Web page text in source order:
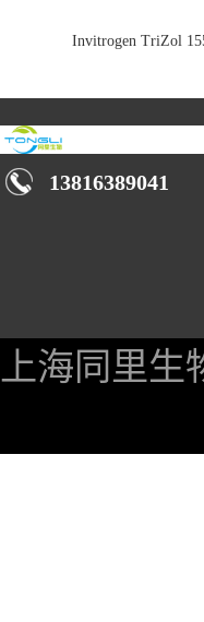
Invitrogen TriZol
13816389041
上海同里